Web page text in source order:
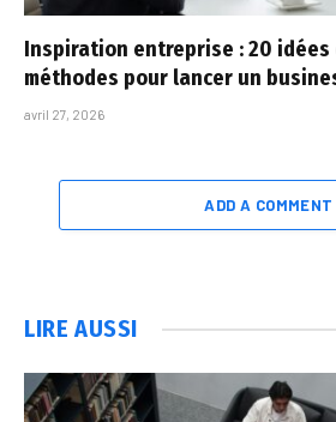
Inspiration entreprise : 20
méthodes pour lancer un
avril 27, 2026
ADD A COMMENT
LIRE AUSSI